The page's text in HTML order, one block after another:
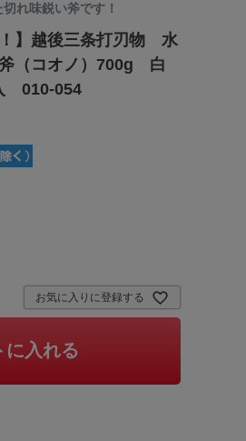
れ味鋭い斧です！
！】越後三条打刃物 水
（コオノ）700g 白
010-054
お気に入りに登録する
に入れる